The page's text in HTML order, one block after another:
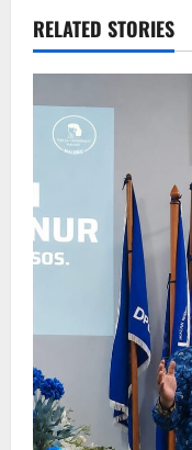
RELATED STORIES